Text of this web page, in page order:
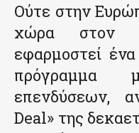
Ούτε στην
χώρα στον
εφαρμοστεί
πρόγραμμα
επενδύσεων,
Deal» της